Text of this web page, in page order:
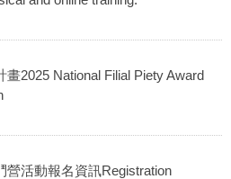
2025 National Filial Piety Award
營活動報名資訊Registration